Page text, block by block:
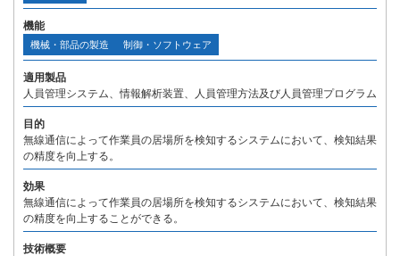
機能
機械・部品の製造 制御・ソフトウェア
適用製品
人員管理システム、情報解析装置、人員管理方法及び人員管理プログラム
目的
無線通信によって作業員の居場所を検知するシステムにおいて、検知結果
の精度を向上する。
効果
無線通信によって作業員の居場所を検知するシステムにおいて、検知結果
の精度を向上することができる。
技術概要